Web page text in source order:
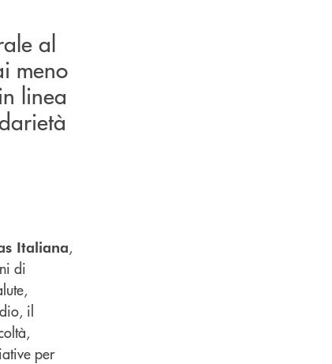
al
meno
linea
Italiana,
di
il
per